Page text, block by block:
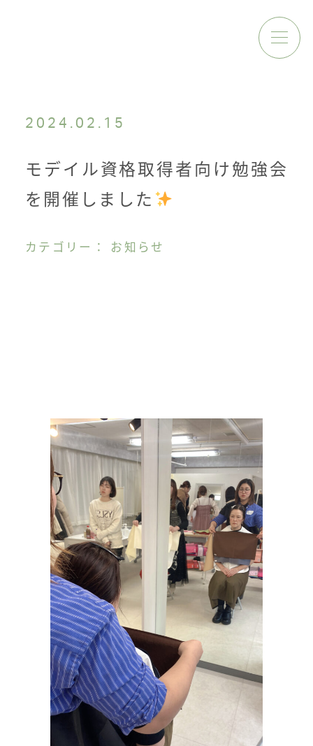
2024.02.15
モデイル資格取得者向け勉強会
を開催しました
カテゴリー： お知らせ